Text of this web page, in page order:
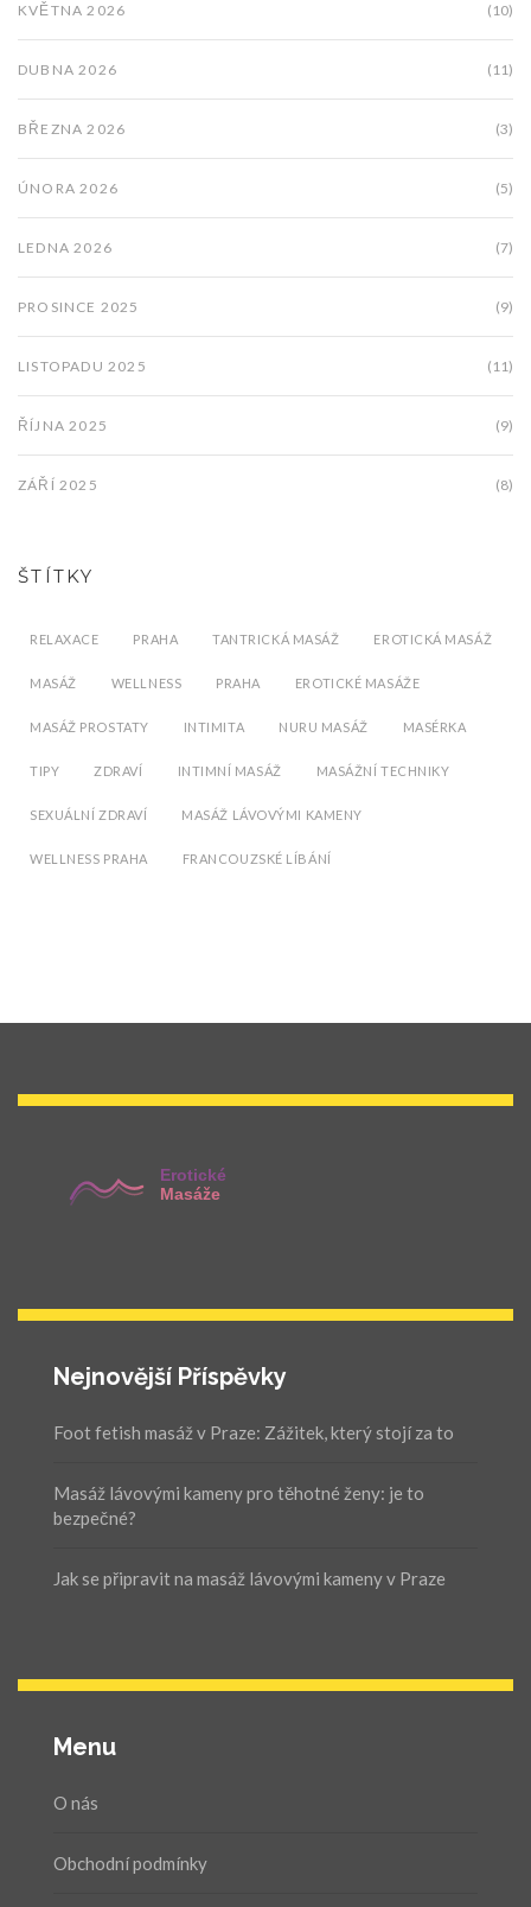
KVĚTNA 2026 (10)
DUBNA 2026 (11)
BŘEZNA 2026 (3)
ÚNORA 2026 (5)
LEDNA 2026 (7)
PROSINCE 2025 (9)
LISTOPADU 2025 (11)
ŘÍJNA 2025 (9)
ZÁŘÍ 2025 (8)
ŠTÍTKY
RELAXACE PRAHA TANTRICKÁ MASÁŽ EROTICKÁ MASÁŽ
MASÁŽ WELLNESS PRAHA EROTICKÉ MASÁŽE
MASÁŽ PROSTATY INTIMITA NURU MASÁŽ MASÉRKA
TIPY ZDRAVÍ INTIMNÍ MASÁŽ MASÁŽNÍ TECHNIKY
SEXUÁLNÍ ZDRAVÍ MASÁŽ LÁVOVÝMI KAMENY
WELLNESS PRAHA FRANCOUZSKÉ LÍBÁNÍ
Nejnovější Příspěvky
Foot fetish masáž v Praze: Zážitek, který stojí za to
Masáž lávovými kameny pro těhotné ženy: je to
bezpečné?
Jak se připravit na masáž lávovými kameny v Praze
Menu
O nás
Obchodní podmínky